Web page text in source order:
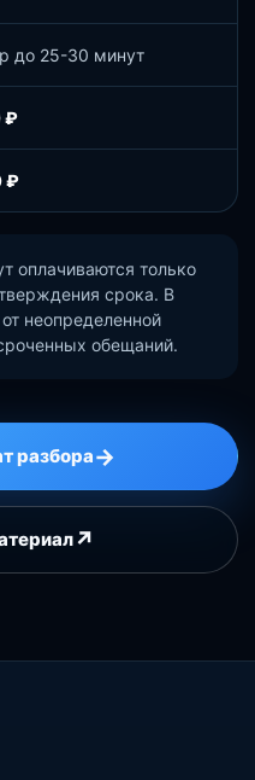
до 25-30 минут
₽
₽
оплачиваются только
срока. В
неопределенной
обещаний.
разбора→
↗